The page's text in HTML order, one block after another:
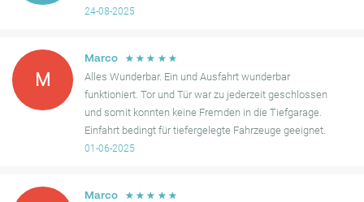
24-08-2025
M
Marco ☆ ☆ ☆ ☆ ☆
Alles Wunderbar. Ein und Ausfahrt wunderbar
funktioniert. Tor und Tür war zu jederzeit geschlossen
und somit konnten keine Fremden in die Tiefgarage.
Einfahrt bedingt für tiefergelegte Fahrzeuge geeignet.
Gerne wieder.
01-06-2025
Marco ☆ ☆ ☆ ☆ ☆